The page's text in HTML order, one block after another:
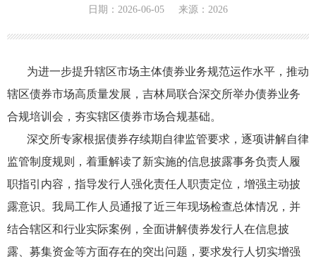
日期：2026-06-05 来源：2026
为进一步提升辖区市场主体债券业务规范运作水平，推动
辖区债券市场高质量发展，吉林局联合深交所举办债券业务
合规培训会，夯实辖区债券市场合规基础。
深交所专家根据债券存续期自律监管要求，逐项讲解自律
监管制度规则，着重解读了新实施的信息披露事务负责人履
职指引内容，指导发行人强化责任人职责定位，增强主动披
露意识。我局工作人员通报了近三年现场检查总体情况，并
结合辖区和行业实际案例，全面讲解债券发行人在信息披
露、募集资金等方面存在的突出问题，要求发行人切实增强